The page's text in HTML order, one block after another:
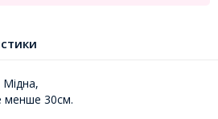
менше 30см.